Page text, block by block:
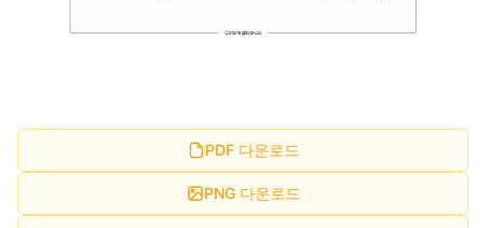
PDF 다운로드
PNG 다운로드